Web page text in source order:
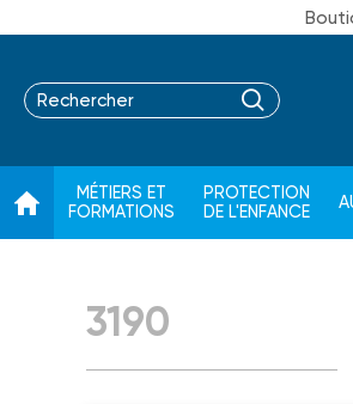
MÉTIERS ET
FORMATIONS
PROTECTION
DE L'ENFANCE
3190